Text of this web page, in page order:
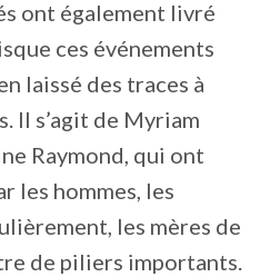
ont également livré
ces événements
laissé des traces à
Il s’agit de Myriam
Raymond, qui ont
les hommes, les
les mères de
de piliers importants.